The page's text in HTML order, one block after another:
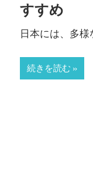
すすめ
日本には、多
続きを読む